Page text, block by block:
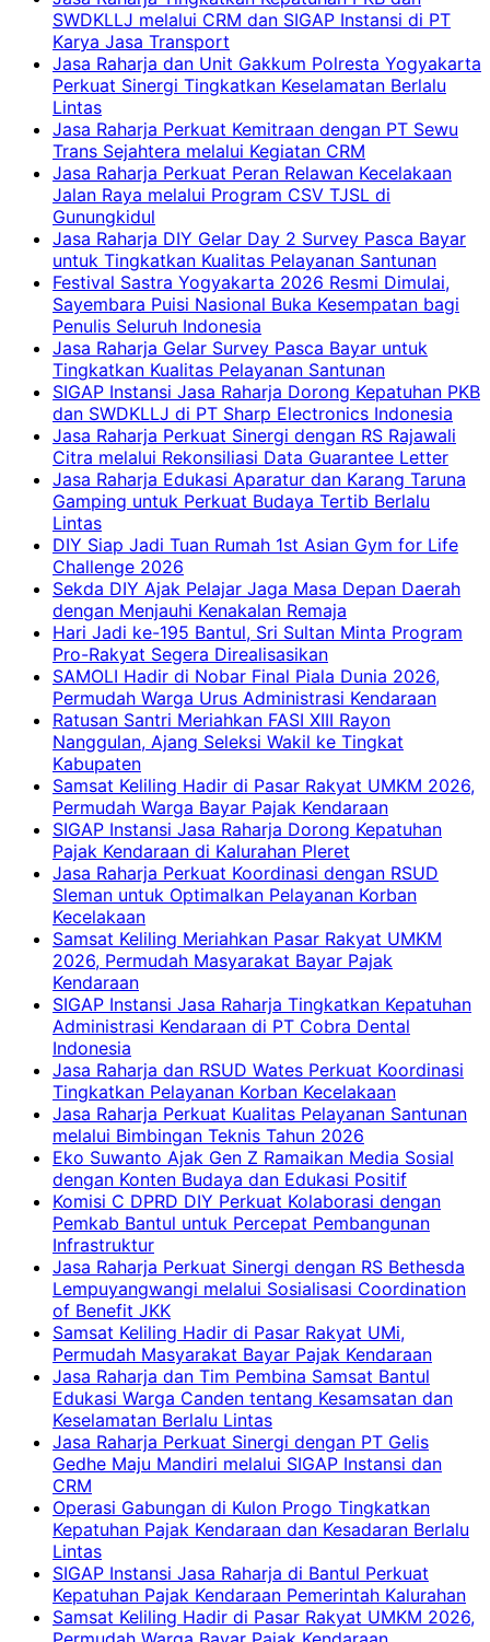
SWDKLLJ melalui CRM dan SIGAP Instansi di PT
Karya Jasa Transport
Jasa Raharja dan Unit Gakkum Polresta Yogyakarta
Perkuat Sinergi Tingkatkan Keselamatan Berlalu
Lintas
Jasa Raharja Perkuat Kemitraan dengan PT Sewu
Trans Sejahtera melalui Kegiatan CRM
Jasa Raharja Perkuat Peran Relawan Kecelakaan
Jalan Raya melalui Program CSV TJSL di
Gunungkidul
Jasa Raharja DIY Gelar Day 2 Survey Pasca Bayar
untuk Tingkatkan Kualitas Pelayanan Santunan
Festival Sastra Yogyakarta 2026 Resmi Dimulai,
Sayembara Puisi Nasional Buka Kesempatan bagi
Penulis Seluruh Indonesia
Jasa Raharja Gelar Survey Pasca Bayar untuk
Tingkatkan Kualitas Pelayanan Santunan
SIGAP Instansi Jasa Raharja Dorong Kepatuhan PKB
dan SWDKLLJ di PT Sharp Electronics Indonesia
Jasa Raharja Perkuat Sinergi dengan RS Rajawali
Citra melalui Rekonsiliasi Data Guarantee Letter
Jasa Raharja Edukasi Aparatur dan Karang Taruna
Gamping untuk Perkuat Budaya Tertib Berlalu
Lintas
DIY Siap Jadi Tuan Rumah 1st Asian Gym for Life
Challenge 2026
Sekda DIY Ajak Pelajar Jaga Masa Depan Daerah
dengan Menjauhi Kenakalan Remaja
Hari Jadi ke-195 Bantul, Sri Sultan Minta Program
Pro-Rakyat Segera Direalisasikan
SAMOLI Hadir di Nobar Final Piala Dunia 2026,
Permudah Warga Urus Administrasi Kendaraan
Ratusan Santri Meriahkan FASI XIII Rayon
Nanggulan, Ajang Seleksi Wakil ke Tingkat
Kabupaten
Samsat Keliling Hadir di Pasar Rakyat UMKM 2026,
Permudah Warga Bayar Pajak Kendaraan
SIGAP Instansi Jasa Raharja Dorong Kepatuhan
Pajak Kendaraan di Kalurahan Pleret
Jasa Raharja Perkuat Koordinasi dengan RSUD
Sleman untuk Optimalkan Pelayanan Korban
Kecelakaan
Samsat Keliling Meriahkan Pasar Rakyat UMKM
2026, Permudah Masyarakat Bayar Pajak
Kendaraan
SIGAP Instansi Jasa Raharja Tingkatkan Kepatuhan
Administrasi Kendaraan di PT Cobra Dental
Indonesia
Jasa Raharja dan RSUD Wates Perkuat Koordinasi
Tingkatkan Pelayanan Korban Kecelakaan
Jasa Raharja Perkuat Kualitas Pelayanan Santunan
melalui Bimbingan Teknis Tahun 2026
Eko Suwanto Ajak Gen Z Ramaikan Media Sosial
dengan Konten Budaya dan Edukasi Positif
Komisi C DPRD DIY Perkuat Kolaborasi dengan
Pemkab Bantul untuk Percepat Pembangunan
Infrastruktur
Jasa Raharja Perkuat Sinergi dengan RS Bethesda
Lempuyangwangi melalui Sosialisasi Coordination
of Benefit JKK
Samsat Keliling Hadir di Pasar Rakyat UMi,
Permudah Masyarakat Bayar Pajak Kendaraan
Jasa Raharja dan Tim Pembina Samsat Bantul
Edukasi Warga Canden tentang Kesamsatan dan
Keselamatan Berlalu Lintas
Jasa Raharja Perkuat Sinergi dengan PT Gelis
Gedhe Maju Mandiri melalui SIGAP Instansi dan
CRM
Operasi Gabungan di Kulon Progo Tingkatkan
Kepatuhan Pajak Kendaraan dan Kesadaran Berlalu
Lintas
SIGAP Instansi Jasa Raharja di Bantul Perkuat
Kepatuhan Pajak Kendaraan Pemerintah Kalurahan
Samsat Keliling Hadir di Pasar Rakyat UMKM 2026,